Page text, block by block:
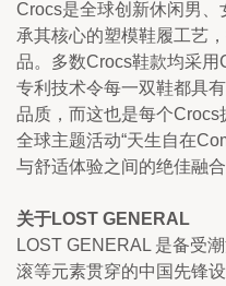
Crocs是全球创新休闲男
承其核心的塑模鞋履工艺
品。多数Crocs鞋款均采
专利技术令每一双鞋都具
品质，而这也是每个
全球主题活动“天生自在
与舒适体验之间的绝佳融合
关于LOST GENERAL
LOST GENERAL 是备受
滚等元素贯穿的中国先锋